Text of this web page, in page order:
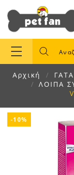
Αρχική ΓΑΤΑ
ΛΟΙΠΑ
-10%